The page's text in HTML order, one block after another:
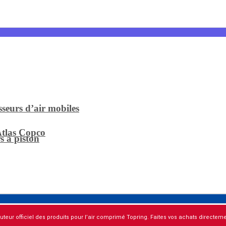
d’air mobiles
Copco
à piston
?
officiel des produits pour l’air comprimé Topring. Faites vos achats